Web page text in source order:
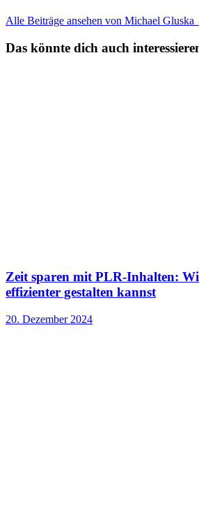
Alle Beiträge ansehen von Michael
Das könnte dich auch
Zeit sparen mit PLR-Inhalten:
effizienter gestalten kannst
20. Dezember 2024